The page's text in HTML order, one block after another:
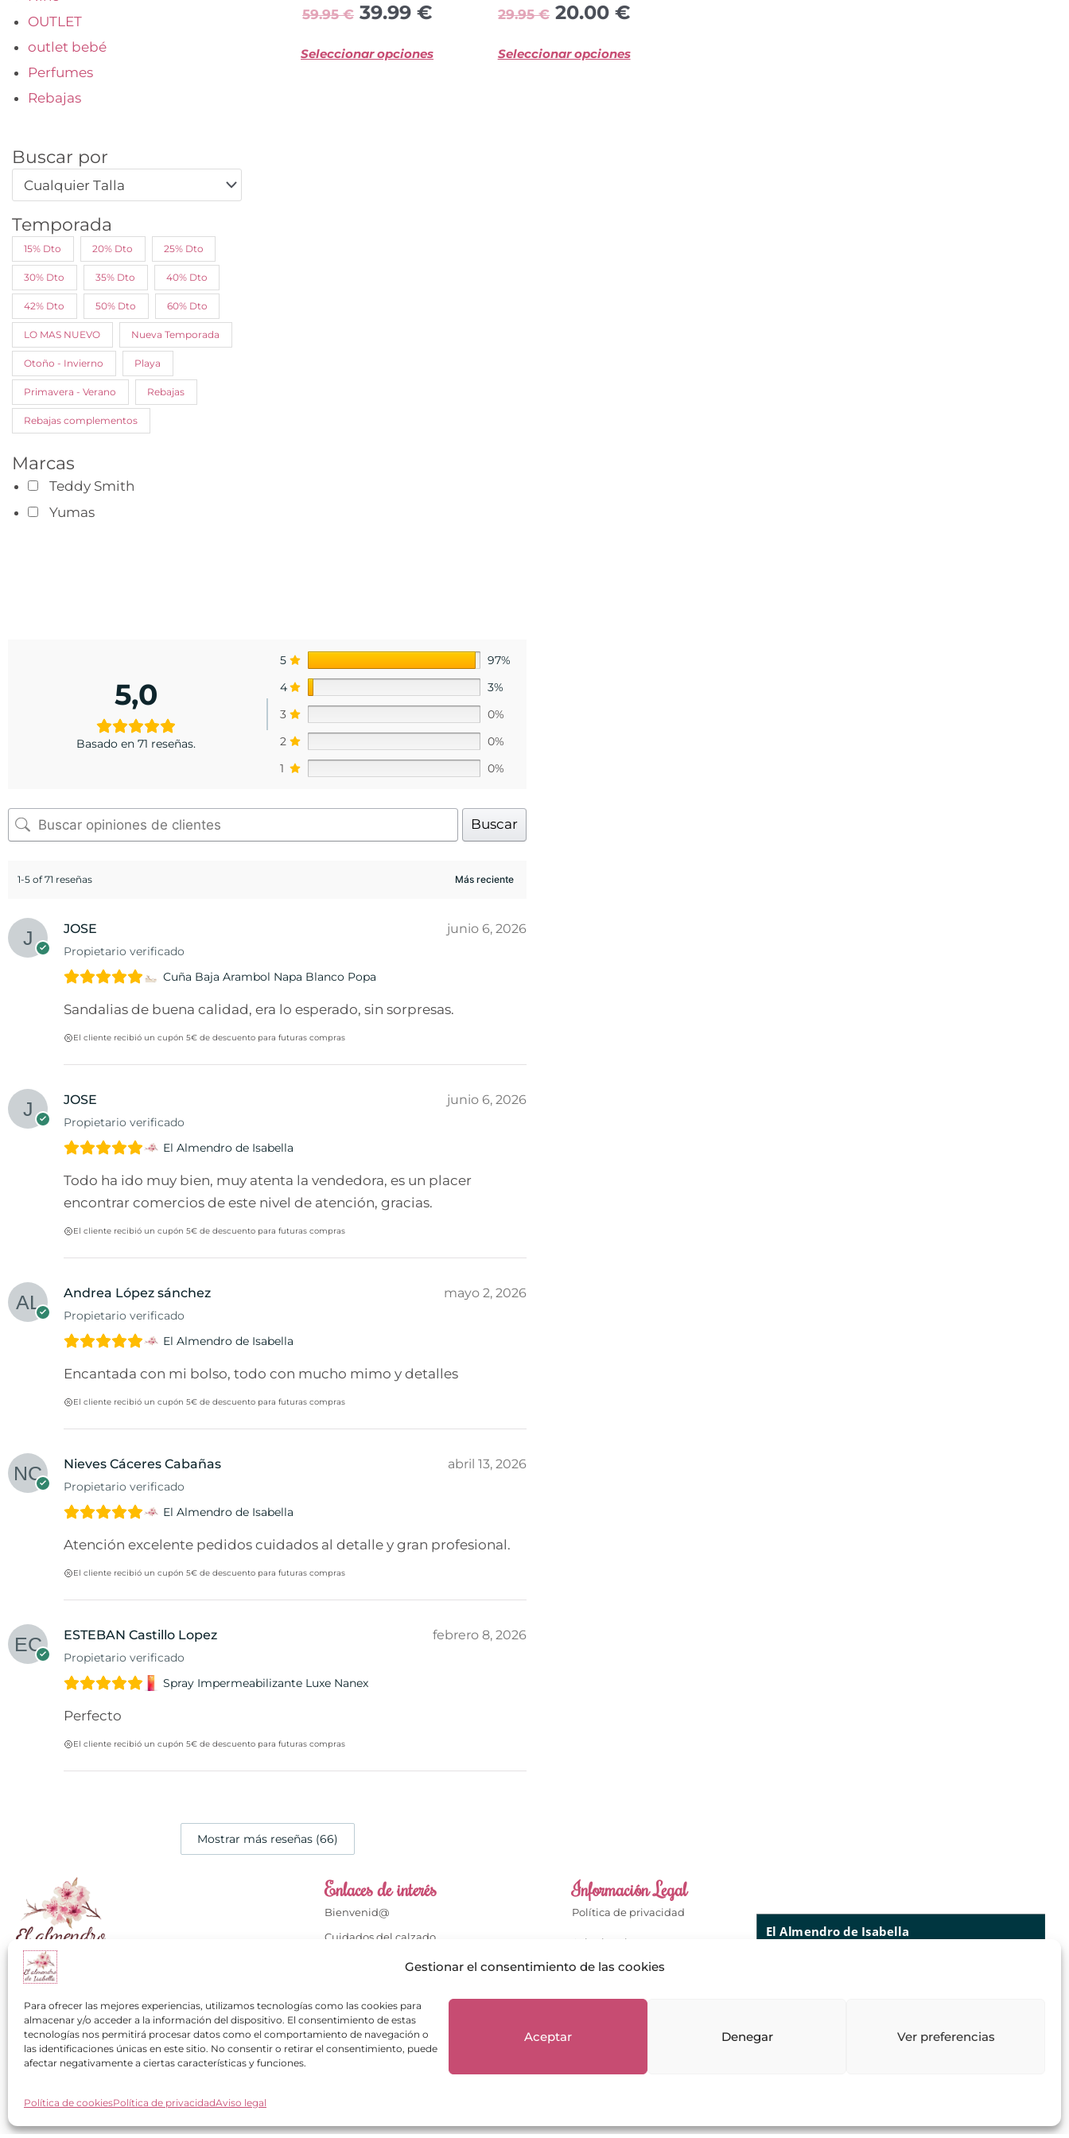
Gestionar el consentimiento de las cookies
Para ofrecer las mejores experiencias, utilizamos tecnologías como las cookies para
almacenar y/o acceder a la información del dispositivo. El consentimiento de estas
tecnologías nos permitirá procesar datos como el comportamiento de navegación o
las identificaciones únicas en este sitio. No consentir o retirar el consentimiento, puede
afectar negativamente a ciertas características y funciones.
Aceptar Denegar Ver preferencias
Política de cookiesPolítica de privacidadAviso legal
OUTLET
outlet bebé
Perfumes
Rebajas
Buscar por
Cualquier Talla
Temporada
15% Dto 20% Dto 25% Dto
30% Dto 35% Dto 40% Dto
42% Dto 50% Dto 60% Dto
LO MAS NUEVO Nueva Temporada
Otoño - Invierno Playa
Primavera - Verano Rebajas
Rebajas complementos
Marcas
Teddy Smith
Yumas
59.95€ 39.99€
Seleccionar opciones
29.95€ 20.00€
Seleccionar opciones
5,0
Basado en 71 reseñas.
5
97%
4
3%
3
0%
2
0%
1
0%
Buscar
1-5 of 71 reseñas
JOSE
Propietario verificado
junio 6, 2026
Cuña Baja Arambol Napa Blanco Popa
Sandalias de buena calidad, era lo esperado, sin sorpresas.
El cliente recibió un cupón 5€ de descuento para futuras compras
JOSE
Propietario verificado
junio 6, 2026
El Almendro de Isabella
Todo ha ido muy bien, muy atenta la vendedora, es un placer
encontrar comercios de este nivel de atención, gracias.
El cliente recibió un cupón 5€ de descuento para futuras compras
Andrea López sánchez
Propietario verificado
mayo 2, 2026
El Almendro de Isabella
Encantada con mi bolso, todo con mucho mimo y detalles
El cliente recibió un cupón 5€ de descuento para futuras compras
Nieves Cáceres Cabañas
Propietario verificado
abril 13, 2026
El Almendro de Isabella
Atención excelente pedidos cuidados al detalle y gran profesional.
El cliente recibió un cupón 5€ de descuento para futuras compras
ESTEBAN Castillo Lopez
Propietario verificado
febrero 8, 2026
Spray Impermeabilizante Luxe Nanex
Perfecto
El cliente recibió un cupón 5€ de descuento para futuras compras
Mostrar más reseñas (66)
Calzados con mucho
contacto@elalmendrodeisabella.com
Enlaces de interés
Bienvenid@
Cuidados del calzado
Cuidados del bolso
Mi cuenta
Los clientes opinan
Información Legal
Política de privacidad
Aviso legal
Términos de compra
Política de cookies
Política de Devoluciones
El Almendro de Isabella